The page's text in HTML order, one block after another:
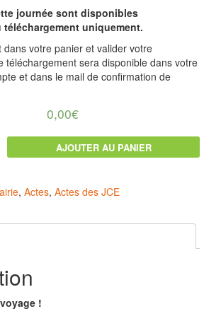
journée sont disponibles
uniquement.
dans votre panier et valider votre
téléchargement sera disponible dans votre
et dans le mail de confirmation de
0,00€
AJOUTER AU PANIER
, Actes, Actes des JCE
!